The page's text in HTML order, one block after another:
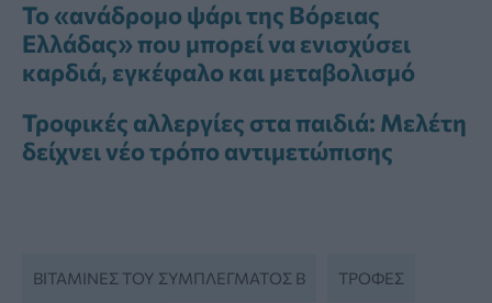
Το «ανάδρομο ψάρι της Βόρειας
Ελλάδας» που μπορεί να ενισχύσει
καρδιά, εγκέφαλο και μεταβολισμό
Τροφικές αλλεργίες στα παιδιά: Μελέτη
δείχνει νέο τρόπο αντιμετώπισης
ΒΙΤΑΜΊΝΕΣ ΤΟΥ ΣΥΜΠΛΈΓΜΑΤΟΣ Β ΤΡΟΦΈΣ